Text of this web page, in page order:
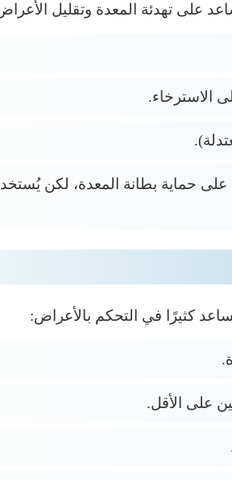
على تهدئة المعدة وتقليل
الاسترخاء.
على حماية بطانة المعدة، لكن
كثيرًا في التحكم بالأعراض:
على الأقل.